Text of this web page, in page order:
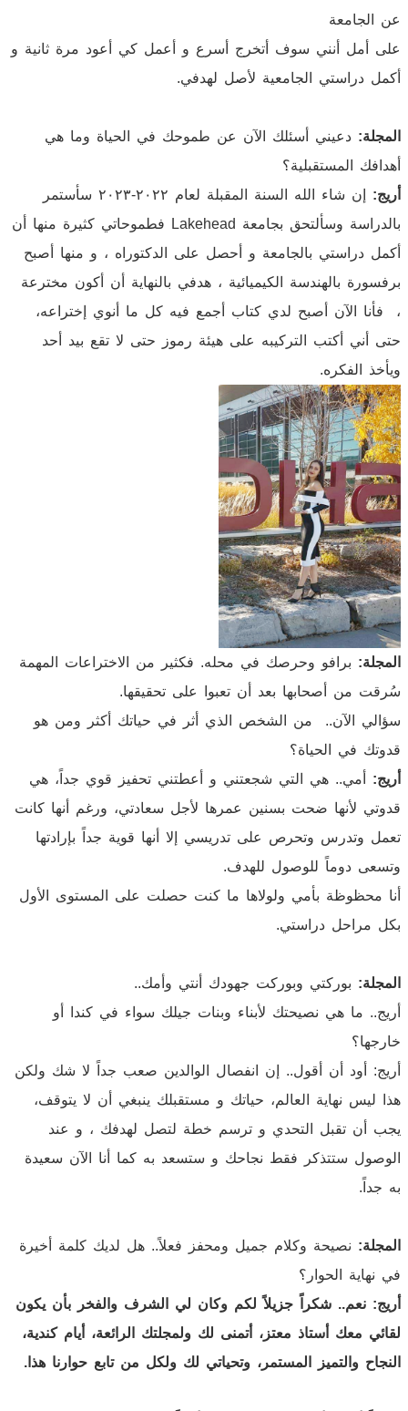
عن الجامعة
على أمل أنني سوف أتخرج أسرع و أعمل كي أعود مرة ثانية و
أكمل دراستي الجامعية لأصل لهدفي.
المجلة: دعيني أسئلك الآن عن طموحك في الحياة وما هي
أهدافك المستقبلية؟
أريج:
إن شاء الله السنة المقبلة لعام ٢٠٢٢-٢٠٢٣ سأستمر
بالدراسة وسألتحق بجامعة Lakehead فطموحاتي كثيرة منها أن
أكمل دراستي بالجامعة و أحصل على الدكتوراه ، و منها أصبح
برفسورة بالهندسة الكيميائية ، هدفي بالنهاية أن أكون مخترعة
، فأنا الآن أصبح لدي كتاب أجمع فيه كل ما أنوي إختراعه،
حتى أني أكتب التركيبه على هيئة رموز حتى لا تقع بيد أحد
ويأخذ الفكره.
المجلة: برافو وحرصك في محله. فكثير من الاختراعات المهمة
سُرقت من أصحابها بعد أن تعبوا على تحقيقها.
سؤالي الآن.. من الشخص الذي أثر في حياتك أكثر ومن هو
قدوتك في الحياة؟
أريج: أمي.. هي التي شجعتني و أعطتني تحفيز قوي جداً، هي
قدوتي لأنها ضحت بسنين عمرها لأجل سعادتي، ورغم أنها كانت
تعمل وتدرس وتحرص على تدريسي إلا أنها قوية جداً بإرادتها
وتسعى دوماً للوصول للهدف.
أنا محظوظة بأمي ولولاها ما كنت حصلت على المستوى الأول
بكل مراحل دراستي.
المجلة: بوركتي وبوركت جهودك أنتي وأمك..
أريج.. ما هي نصيحتك لأبناء وبنات جيلك سواء في كندا أو
خارجها؟
أريج: أود أن أقول.. إن انفصال الوالدين صعب جداً لا شك ولكن
هذا ليس نهاية العالم، حياتك و مستقبلك ينبغي أن لا يتوقف،
يجب أن تقبل التحدي و ترسم خطة لتصل لهدفك ، و عند
الوصول ستتذكر فقط نجاحك و ستسعد به كما أنا الآن سعيدة
به جداً.
المجلة: نصيحة وكلام جميل ومحفز فعلاً.. هل لديك كلمة أخيرة
في نهاية الحوار؟
أريج: نعم.. شكراً جزيلاً لكم وكان لي الشرف والفخر بأن يكون
لقائي معك أستاذ معتز، أتمنى لك ولمجلتك الرائعة، أيام كندية،
النجاح والتميز المستمر، وتحياتي لك ولكل من تابع حوارنا هذا.